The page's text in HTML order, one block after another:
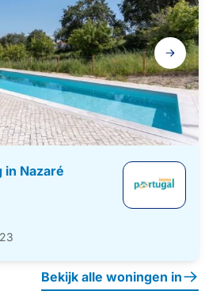
Nazaré
23
Bekijk alle woningen in